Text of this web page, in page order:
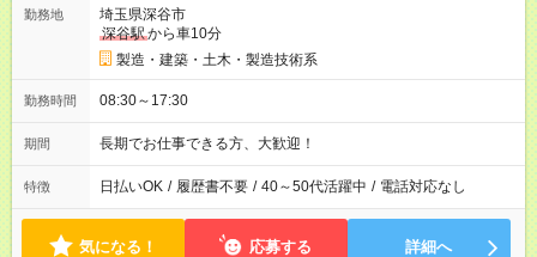
勤務地
埼玉県深谷市
深谷駅から車10分
製造・建築・土木・製造技術系
勤務時間 08:30～17:30
期間 長期でお仕事できる方、大歓迎！
特徴 日払いOK / 履歴書不要 / 40～50代活躍中 / 電話対応なし
気になる！ 応募する 詳細へ